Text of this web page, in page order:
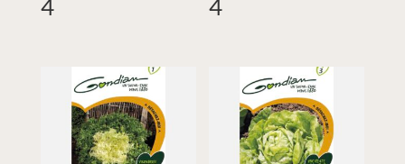
4
4